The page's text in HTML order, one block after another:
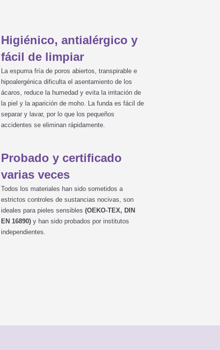

Higiénico, antialérgico y
fácil de limpiar
La espuma fría de poros abiertos, transpirable e
hipoalergénica dificulta el asentamiento de los
ácaros, reduce la humedad y evita la irritación de
la piel y la aparición de moho. La funda es fácil de
separar y lavar, por lo que los pequeños
accidentes se eliminan rápidamente.
Probado y certificado
varias veces
Todos los materiales han sido sometidos a
estrictos controles de sustancias nocivas, son
ideales para pieles sensibles (OEKO-TEX, DIN
EN 16890)y han sido probados por institutos
independientes.